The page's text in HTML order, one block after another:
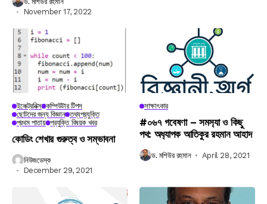
November 17, 2022
ইলেক্ট্রনিক্স কম্পিউটার টিপস
ছোটদের জন্য বিজ্ঞান তথ্যপ্রযুক্তি
প্রথম পাতায় প্রযুক্তি বিষয়ক খবর
কোডিং শেখার গুরুত্ব ও সম্ভাবনা
নিউজডেস্ক
December 29, 2021
সাক্ষাৎকার
#০৬৭ গবেষণা – সমস‍্যা ও কিছু
পথ: অধ‍্যাপক আতিকুর রহমান আহাদ
ড. মশিউর রহমান April 28, 2021